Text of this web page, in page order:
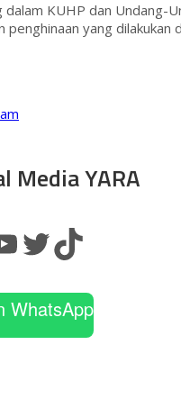
KUHP dan
yang dilakukan
Media YARA
Twitter
TikTok
WhatsApp